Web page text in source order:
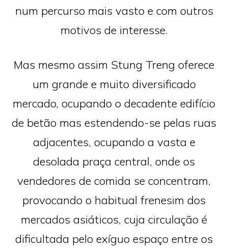
num percurso mais vasto e com outros
motivos de interesse.
Mas mesmo assim Stung Treng oferece
um grande e muito diversificado
mercado, ocupando o decadente edifício
de betão mas estendendo-se pelas ruas
adjacentes, ocupando a vasta e
desolada praça central, onde os
vendedores de comida se concentram,
provocando o habitual frenesim dos
mercados asiáticos, cuja circulação é
dificultada pelo exíguo espaço entre os